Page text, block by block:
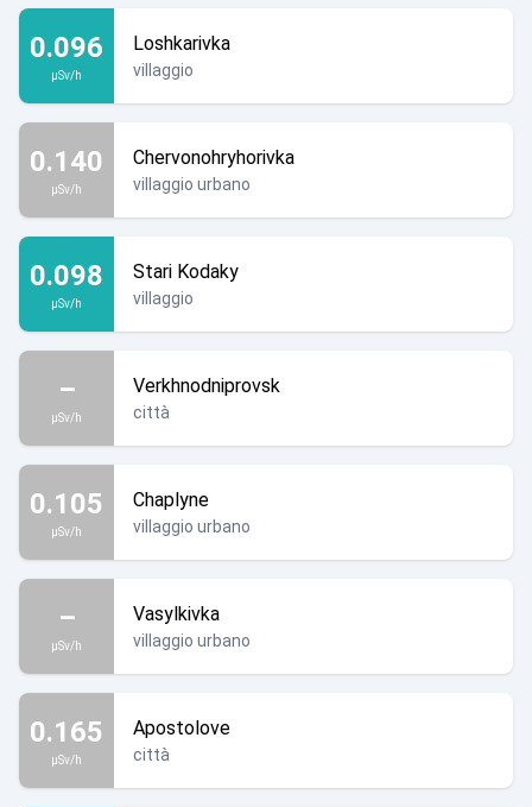
0.096
µSv/h
Loshkarivka
villaggio
0.140
µSv/h
Chervonohryhorivka
villaggio urbano
0.098
µSv/h
Stari Kodaky
villaggio
–
µSv/h
Verkhnodniprovsk
città
0.105
µSv/h
Chaplyne
villaggio urbano
–
µSv/h
Vasylkivka
villaggio urbano
0.165
µSv/h
Apostolove
città